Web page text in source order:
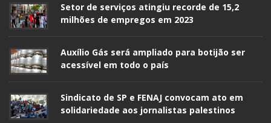
Setor de serviços atingiu recorde de 15,2
milhões de empregos em 2023
Auxílio Gás será ampliado para botijão ser
acessível em todo o país
Sindicato de SP e FENAJ convocam ato em
solidariedade aos jornalistas palestinos